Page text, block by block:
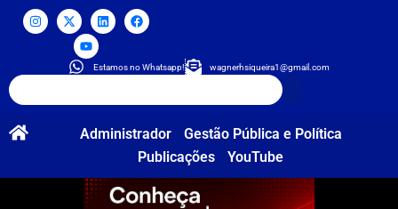
Estamos no Whatsapp! wagnerhsiqueira1@gmail.com
Administrador
Gestão Pública e Política
Publicações
YouTube